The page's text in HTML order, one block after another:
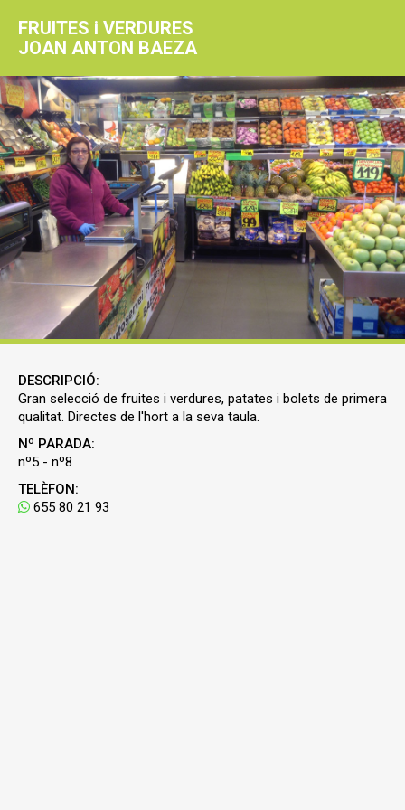
FRUITES i VERDURES
JOAN ANTON BAEZA
DESCRIPCIÓ:
Gran selecció de fruites i verdures, patates i bolets de primera
qualitat. Directes de l'hort a la seva taula.
Nº PARADA:
nº5 - nº8
TELÈFON:
655 80 21 93